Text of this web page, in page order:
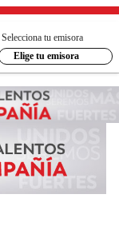
Selecciona tu emisora
Elige tu emisora